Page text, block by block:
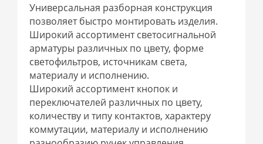
Универсальная разборная конструкция
позволяет быстро монтировать изделия.
Широкий ассортимент светосигнальной
арматуры различных по цвету, форме
светофильтров, источникам света,
материалу и исполнению.
Широкий ассортимент кнопок и
переключателей различных по цвету,
количеству и типу контактов, характеру
коммутации, материалу и исполнению